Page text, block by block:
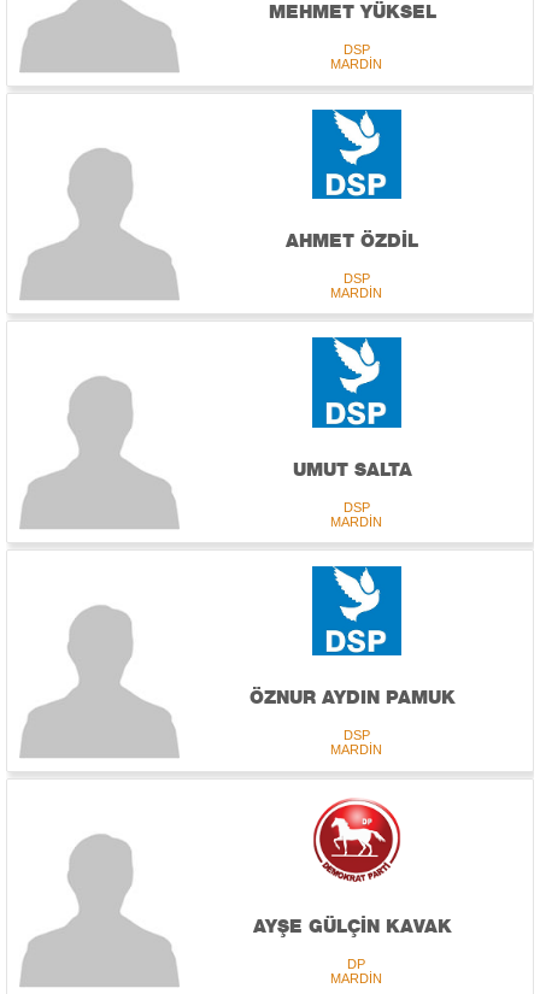
MEHMET YÜKSEL
DSP
MARDİN
AHMET ÖZDİL
DSP
MARDİN
UMUT SALTA
DSP
MARDİN
ÖZNUR AYDIN PAMUK
DSP
MARDİN
AYŞE GÜLÇİN KAVAK
DP
MARDİN